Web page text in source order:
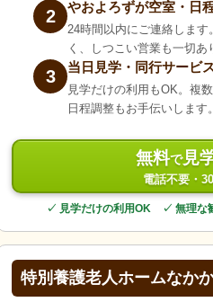
2 やおよろずが空室・日
24時間以内にご連絡しま
く、しつこい営業も一切あ
3 当日見学・同行サービ
見学だけの利用もOK。複
日程調整もお手伝いします。
無料で見
電話不要・
✓ 見学だけの利用OK ✓ 無理な
特別養護老人ホームなか